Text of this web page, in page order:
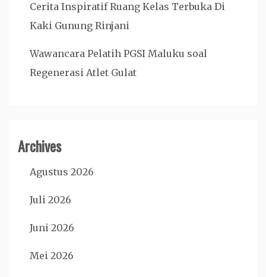
Cerita Inspiratif Ruang Kelas Terbuka Di
Kaki Gunung Rinjani
Wawancara Pelatih PGSI Maluku soal
Regenerasi Atlet Gulat
Archives
Agustus 2026
Juli 2026
Juni 2026
Mei 2026